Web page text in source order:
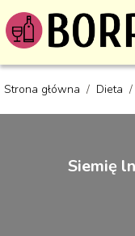
Strona główna / Dieta /
Siemię